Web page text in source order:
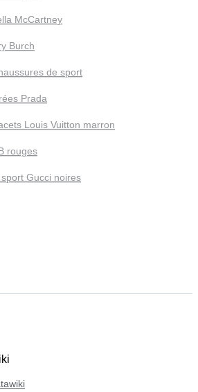
McCartney
Burch
de sport
Prada
Louis Vuitton marron
rouges
Gucci noires